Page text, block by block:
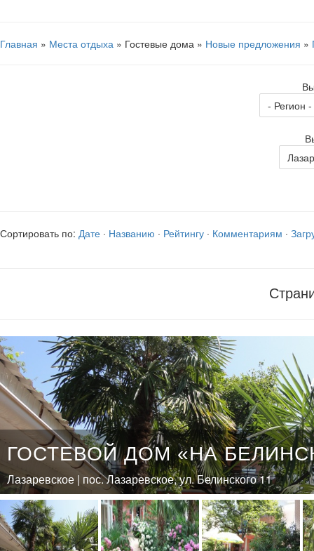
Главная » Места отдыха » Гостевые дома » Новые предложения »
Сортировать по: Дате · Названию · Рейтингу · Комментариям ·
ГОСТЕВОЙ ДОМ «НА
Лазаревское | пос. Лазаревское, ул. Белинского 11